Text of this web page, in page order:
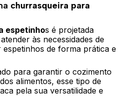
churrasqueira para
espetinhos é projetada
às necessidades de
espetinhos de forma prática e
para garantir o cozimento
alimentos, esse tipo de
pela sua versatilidade e